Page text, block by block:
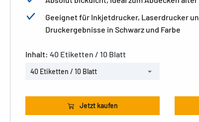
Geeignet für Inkjetdrucker, Laserdrucker
Druckergebnisse in Schwarz und Farbe
Inhalt: 40 Etiketten / 10 Blatt
40 Etiketten / 10 Blatt
Jetzt kaufen